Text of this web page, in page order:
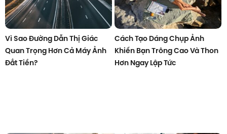
Vì Sao Đường Dẫn Thị Giác
Quan Trọng Hơn Cả Máy Ảnh
Đắt Tiền?
Cách Tạo Dáng Chụp Ảnh
Khiến Bạn Trông Cao Và Thon
Hơn Ngay Lập Tức